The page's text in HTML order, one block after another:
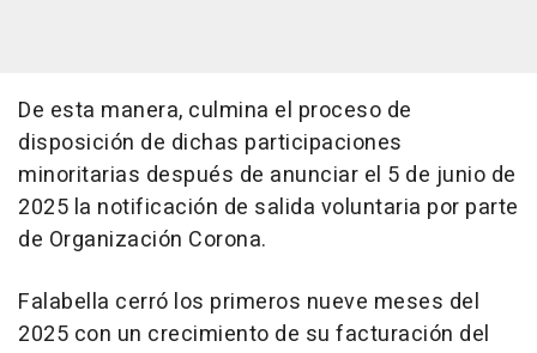
De esta manera, culmina el proceso de
disposición de dichas participaciones
minoritarias después de anunciar el 5 de junio de
2025 la notificación de salida voluntaria por parte
de Organización Corona.
Falabella cerró los primeros nueve meses del
2025 con un crecimiento de su facturación del